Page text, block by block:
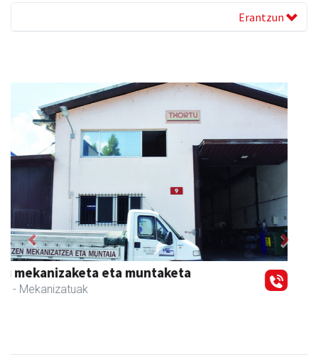
Erantzun
Ondarreta taberna
Andoain - Tabernak
Previous Next